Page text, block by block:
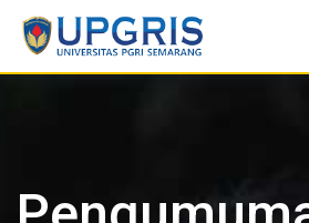
Skip
content